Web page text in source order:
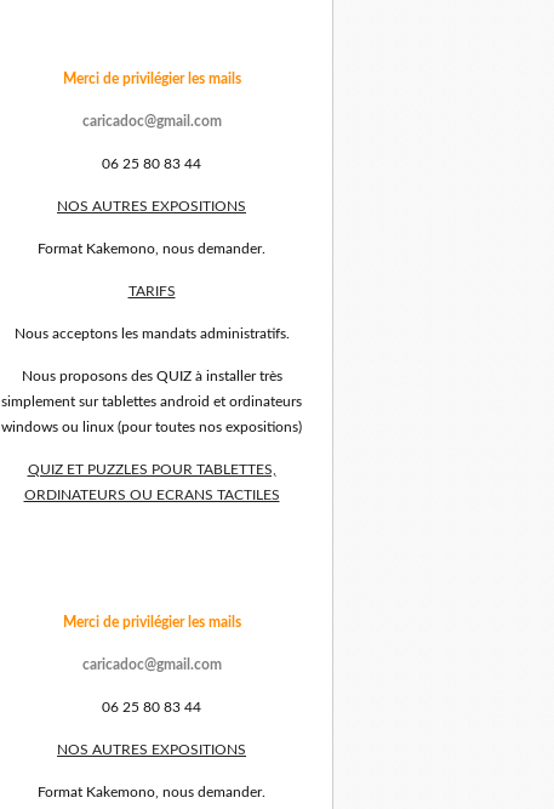
Merci de privilégier les mails
caricadoc@gmail.com
06 25 80 83 44
NOS AUTRES EXPOSITIONS
Format Kakemono, nous demander.
TARIFS
Nous acceptons les mandats administratifs.
Nous proposons des QUIZ à installer très
simplement sur tablettes android et ordinateurs
windows ou linux (pour toutes nos expositions)
QUIZ ET PUZZLES POUR TABLETTES,
ORDINATEURS OU ECRANS TACTILES
Merci de privilégier les mails
caricadoc@gmail.com
06 25 80 83 44
NOS AUTRES EXPOSITIONS
Format Kakemono, nous demander.